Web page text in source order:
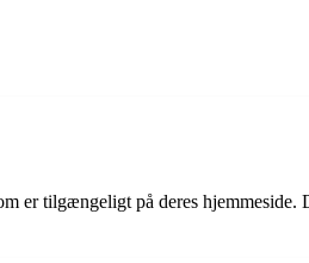
er tilgængeligt på deres